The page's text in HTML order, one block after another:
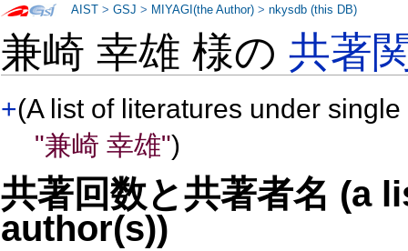
兼崎 幸雄 様の共著
+(A list of literatures under
"兼崎 幸雄")
共著回数と共著者名 (a
author(s))
AIST >GSJ > MIYAGI(the Author) >nkysdb (this DB)